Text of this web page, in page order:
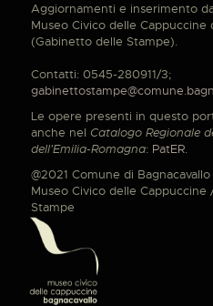
Aggiornamenti e inserimento
Museo Civico delle Cappuccine
(Gabinetto delle Stampe).
Contatti: 0545-280911/3;
Le opere presenti in questo
anche nel Catalogo Regionale
dell'Emilia-Romagna: PatER.
@2021 Comune di Bagnacavallo
Museo Civico delle
Stampe